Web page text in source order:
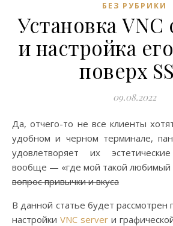
БЕЗ РУБРИКИ
Установка VNC
и настройка
поверх
09.08.2022
Да, отчего-то не все клиенты хотят работать в таком
удобном и черном терминале,
удовлетворяет их
вообще — «где мой такой любимый
вопрос привычки и вкуса
В данной статье будет рассмотрен
настройки VNC server и